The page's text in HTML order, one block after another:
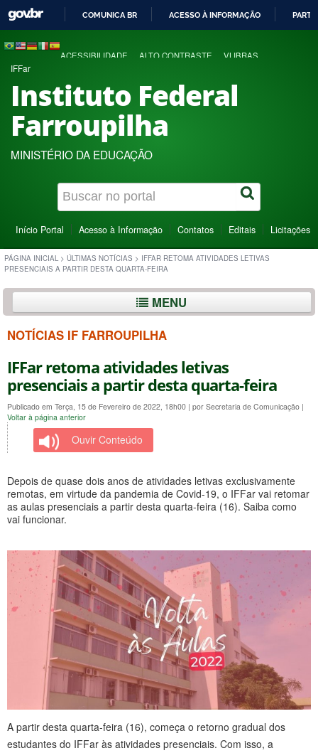
COMUNICA BR ACESSO À INFORMAÇÃO
ACESSIBILIDADE ALTO CONTRASTE VLIBRAS
IFFar
Instituto Federal
Farroupilha
MINISTÉRIO DA EDUCAÇÃO
Início Portal Acesso à Informação Contatos Editais Licitações
PÁGINA INICIAL > ÚLTIMAS NOTÍCIAS > IFFAR RETOMA ATIVIDADES LETIVAS
PRESENCIAIS A PARTIR DESTA QUARTA-FEIRA
MENU
NOTÍCIAS IF FARROUPILHA
IFFar retoma atividades letivas
presenciais a partir desta quarta-feira
Publicado em Terça, 15 de Fevereiro de 2022, 18h00 | por Secretaria de Comunicação |
Voltar à página anterior
Ouvir Conteúdo
Depois de quase dois anos de atividades letivas exclusivamente
remotas, em virtude da pandemia de Covid-19, o IFFar vai retomar
as aulas presenciais a partir desta quarta-feira (16). Saiba como
vai funcionar.
A partir desta quarta-feira (16), começa o retorno gradual dos
estudantes do IFFar às atividades presenciais. Com isso, a